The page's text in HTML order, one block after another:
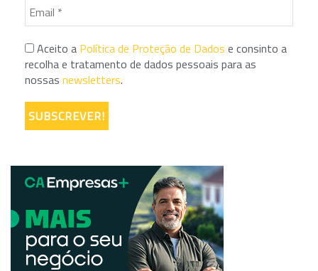
Aceito a Política de Proteção de Dados e consinto a
recolha e tratamento de dados pessoais para as
nossas newsletters.